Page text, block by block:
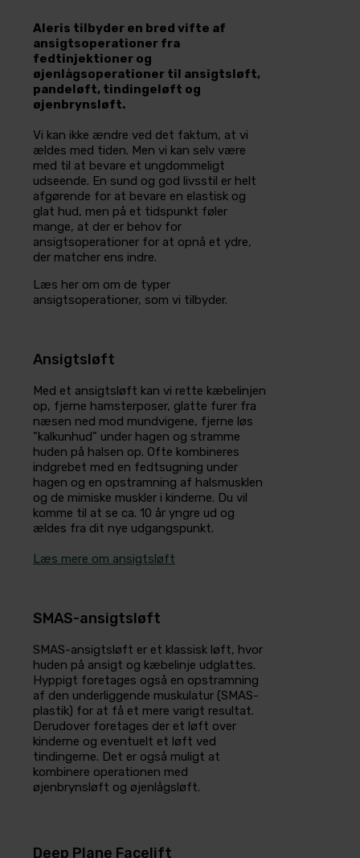
Aleris tilbyder en bred vifte af
ansigtsoperationer fra
fedtinjektioner og
øjenlågsoperationer til ansigtsløft,
pandeløft, tindingeløft og
øjenbrynsløft.
Vi kan ikke ændre ved det faktum, at vi
ældes med tiden. Men vi kan selv være
med til at bevare et ungdommeligt
udseende. En sund og god livsstil er helt
afgørende for at bevare en elastisk og
glat hud, men på et tidspunkt føler
mange, at der er behov for
ansigtsoperationer for at opnå et ydre,
der matcher ens indre.
Læs her om om de typer
ansigtsoperationer, som vi tilbyder.
Ansigtsløft
Med et ansigtsløft kan vi rette kæbelinjen
op, fjerne hamsterposer, glatte furer fra
næsen ned mod mundvigene, fjerne løs
"kalkunhud" under hagen og stramme
huden på halsen op. Ofte kombineres
indgrebet med en fedtsugning under
hagen og en opstramning af halsmusklen
og de mimiske muskler i kinderne. Du vil
komme til at se ca. 10 år yngre ud og
ældes fra dit nye udgangspunkt.
Læs mere om ansigtsløft
SMAS-ansigtsløft
SMAS-ansigtsløft er et klassisk løft, hvor
huden på ansigt og kæbelinje udglattes.
Hyppigt foretages også en opstramning
af den underliggende muskulatur (SMAS-
plastik) for at få et mere varigt resultat.
Derudover foretages der et løft over
kinderne og eventuelt et løft ved
tindingerne. Det er også muligt at
kombinere operationen med
øjenbrynsløft og øjenlågsløft.
Deep Plane Facelift